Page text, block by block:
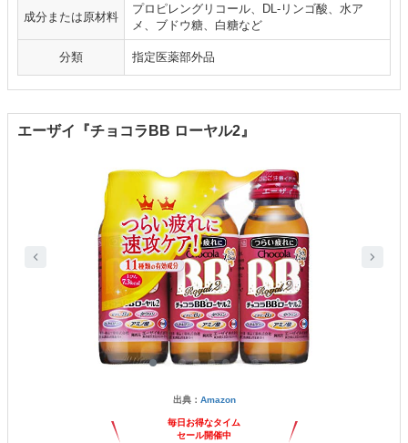
成分または原材料
プロピレングリコール、DL-リンゴ酸、水ア
メ、ブドウ糖、白糖など
分類 指定医薬部外品
エーザイ『チョコラBB ローヤル2』
出典： Amazon
毎日お得なタイム
セール開催中